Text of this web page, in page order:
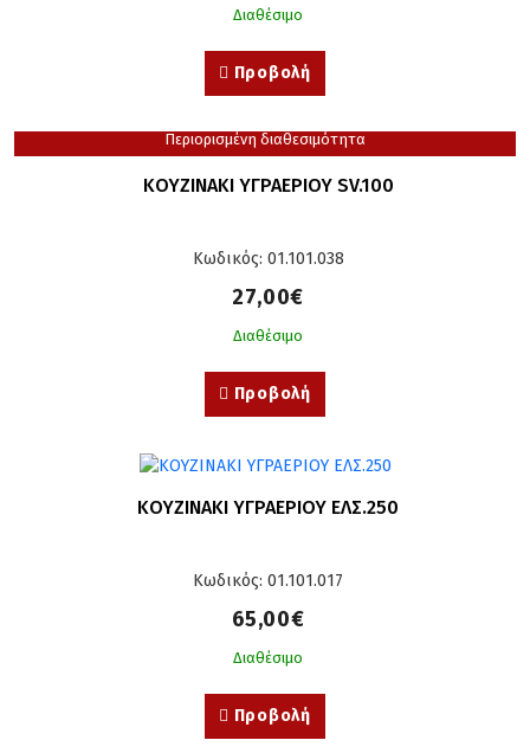
Διαθέσιμο
Προβολή
Περιορισμένη διαθεσιμότητα
ΚΟΥΖΙΝΑΚΙ ΥΓΡΑΕΡΙΟΥ SV.100
Κωδικός: 01.101.038
27,00€
Διαθέσιμο
Προβολή
ΚΟΥΖΙΝΑΚΙ ΥΓΡΑΕΡΙΟΥ ΕΛΣ.250
Κωδικός: 01.101.017
65,00€
Διαθέσιμο
Προβολή